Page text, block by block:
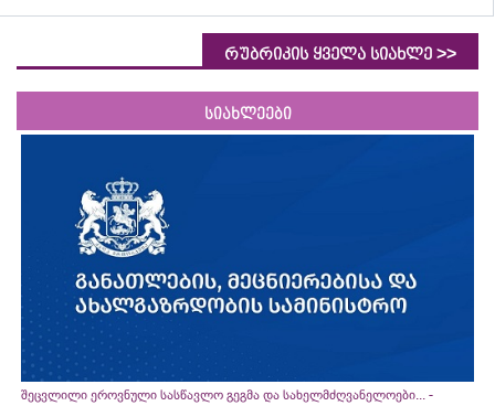
რუბრიკის ყველა სიახლე >>
სიახლეები
შეცვლილი ეროვნული სასწავლო გეგმა და სახელმძღვანელოები... -